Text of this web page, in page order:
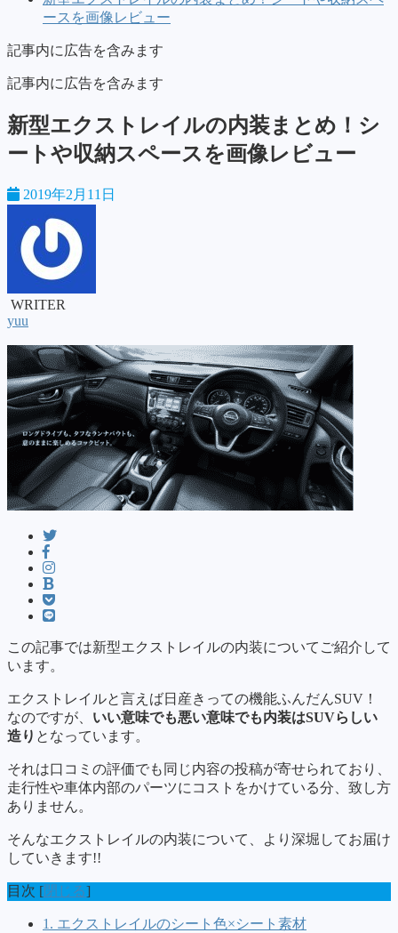
ースを画像レビュー
記事内に広告を含みます
記事内に広告を含みます
新型エクストレイルの内装まとめ！シ
ートや収納スペースを画像レビュー
2019年2月11日
WRITER
yuu
この記事では新型エクストレイルの内装についてご紹介して
います。
エクストレイルと言えば日産きっての機能ふんだんSUV！
なのですが、 いい意味でも悪い意味でも内装はSUVらしい
造り となっています。
それは口コミの評価でも同じ内容の投稿が寄せられており、
走行性や車体内部のパーツにコストをかけている分、致し方
ありません。
そんなエクストレイルの内装について、より深堀してお届け
していきます!!
目次 [閉じる]
1. エクストレイルのシート色×シート素材